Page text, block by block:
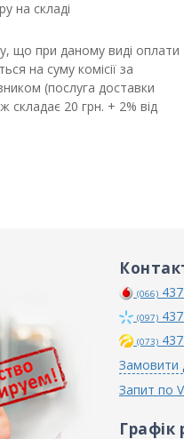
на складі
що при даному виді оплати
на суму комісії за
(послуга доставки
складає 20 грн. + 2% від
(066)
(097)
(073)
Замовити
Запит по
Графік